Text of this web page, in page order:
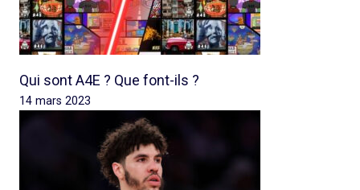
Qui sont A4E ? Que font-ils ?
14 mars 2023